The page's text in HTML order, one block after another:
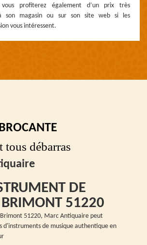
profiterez également d’un prix très
son magasin ou sur son site web si les
vous intéressent.
tous débarras
DE
51220
51220, Marc Antiquaire peut
d'instruments de musique authentique en